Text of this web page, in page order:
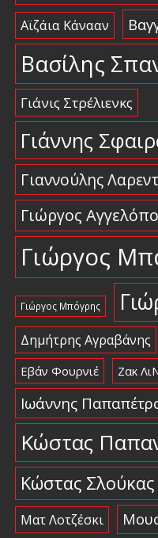
Αϊζάια Κάνααν
Βασίλης
Γιάνις Στρέλιενκς
Γιάννης
Γιαννούλης
Γιώργος
Γιώργος
Γιώργος Μπόγρης
Δημήτρης Αγραβάνης
Εβάν Φουρνιέ Ζακ
Ιωάννης
Κώστας
Κώστας Σλούκας
Ματ Λοτζέσκι